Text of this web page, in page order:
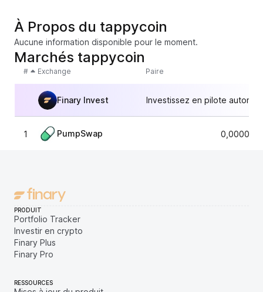
À Propos du tappycoin
Aucune information disponible pour le moment.
Marchés tappycoin
# Exchange Paire
Finary Invest Investissez en pilote
1 PumpSwap
PRODUIT
Portfolio Tracker
Investir en crypto
Finary Plus
Finary Pro
RESSOURCES